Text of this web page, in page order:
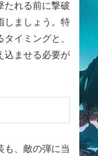
たれる前に撃破
しましょう。特
イミングと、
込ませる必要が
も、敵の弾に当